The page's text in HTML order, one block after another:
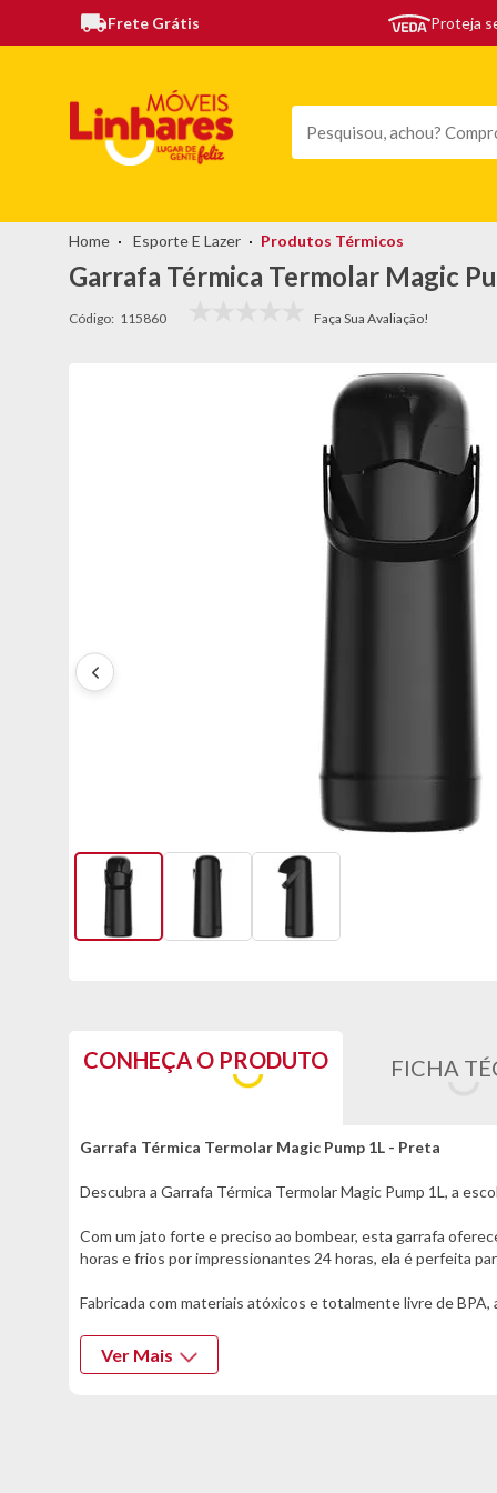
Frete Grátis Proteja
Esporte E Lazer Produtos Térmicos
Garrafa Térmica Termolar Magic
Código: 115860
CONHEÇA O PRODUTO FICHA
Garrafa Térmica Termolar Magic Pump 1L - Preta
Descubra a Garrafa Térmica Termolar Magic Pump 1L, a
Com um jato forte e preciso ao bombear, esta garrafa
horas e frios por impressionantes 24 horas, ela é perfeita
Fabricada com materiais atóxicos e totalmente livre de
a torna visualmente atraente, mas também facilita a
Ver Mais